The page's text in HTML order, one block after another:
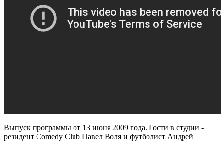
Выпуск программы от 13 июня 2009 года. Гости в студии -
резидент Comedy Club Павел Воля и футболист Андрей